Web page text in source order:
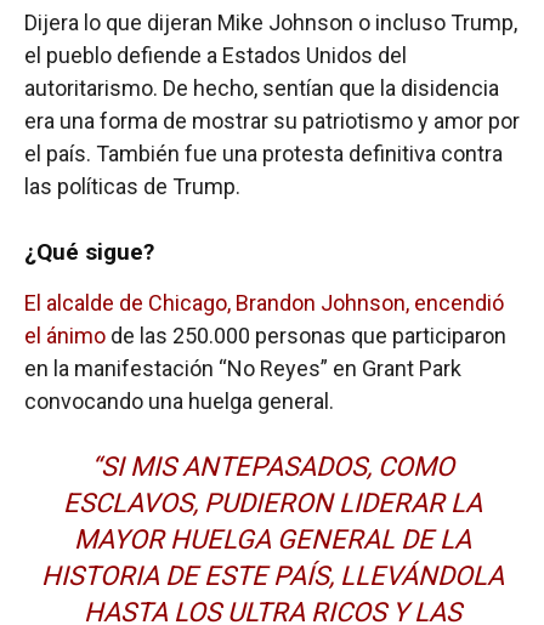
Dijera lo que dijeran Mike Johnson o incluso Trump,
el pueblo defiende a Estados Unidos del
autoritarismo. De hecho, sentían que la disidencia
era una forma de mostrar su patriotismo y amor por
el país. También fue una protesta definitiva contra
las políticas de Trump.
¿Qué sigue?
El alcalde de Chicago, Brandon Johnson, encendió
el ánimo de las 250.000 personas que participaron
en la manifestación “No Reyes” en Grant Park
convocando una huelga general.
“SI MIS ANTEPASADOS, COMO
ESCLAVOS, PUDIERON LIDERAR LA
MAYOR HUELGA GENERAL DE LA
HISTORIA DE ESTE PAÍS, LLEVÁNDOLA
HASTA LOS ULTRA RICOS Y LAS